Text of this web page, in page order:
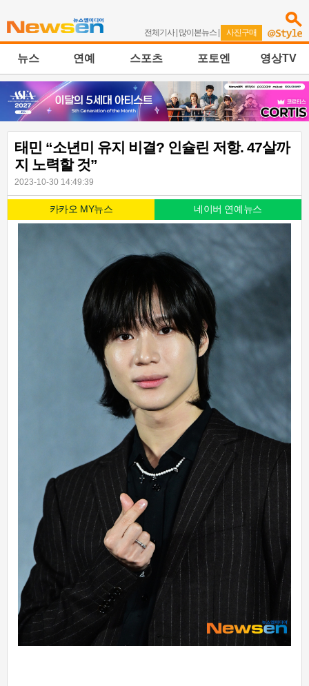
전체기사| 많이본뉴스 | 사진구매
뉴스 연예 스포츠 포토엔 영상TV
태민 “소년미 유지 비결? 인슐린 저항. 47살까
지 노력할 것”
2023-10-30 14:49:39
카카오 MY뉴스 네이버 연예뉴스